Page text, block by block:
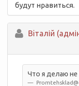
будут нравиться.
Вiталій
Что я делаю не